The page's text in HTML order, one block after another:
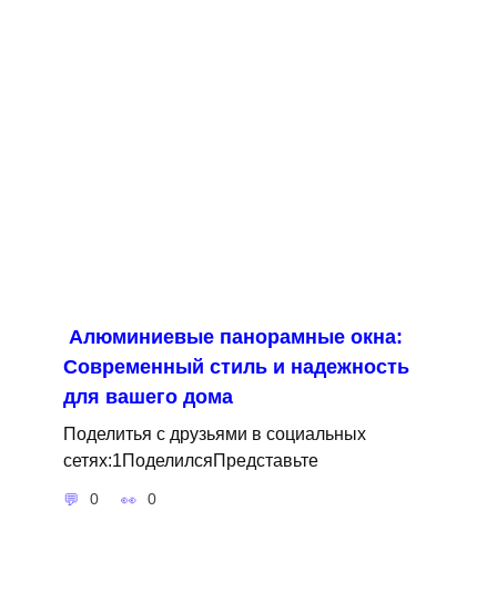
Алюминиевые панорамные окна:
Современный стиль и надежность
для вашего дома
Поделитья с друзьями в социальных
сетях:1ПоделилсяПредставьте
0 0